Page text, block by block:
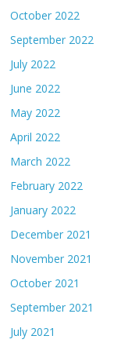
October 2022
September 2022
July 2022
June 2022
May 2022
April 2022
March 2022
February 2022
January 2022
December 2021
November 2021
October 2021
September 2021
July 2021